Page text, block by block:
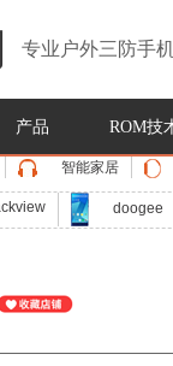
专业户外三防手
产品 ROM技
智能家居
doogee